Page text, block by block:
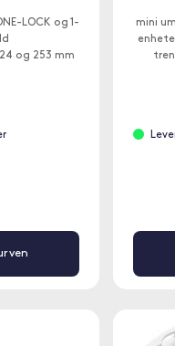
LOCK og 1-
og 253 mm
mini